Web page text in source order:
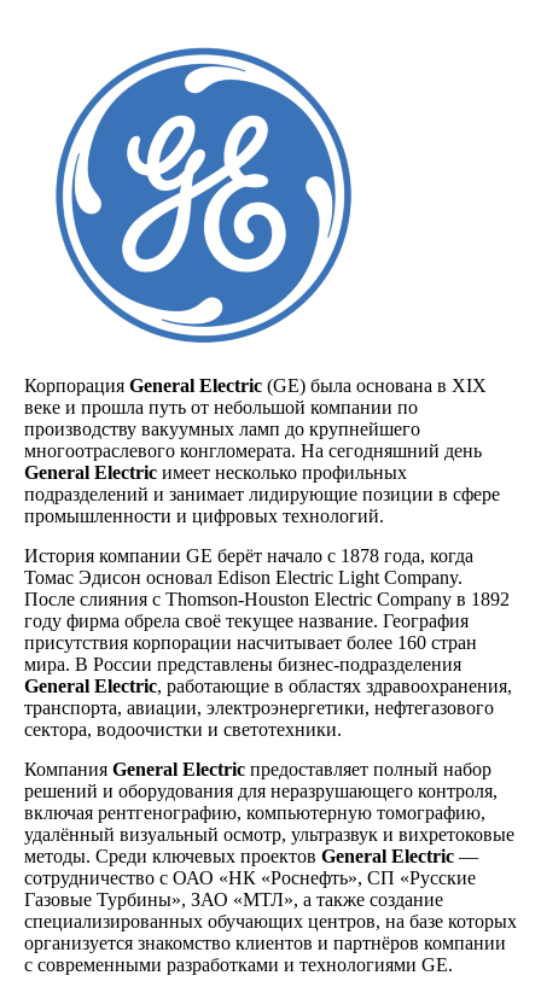
Корпорация General Electric (GE) была основана в XIX
веке и прошла путь от небольшой компании по
производству вакуумных ламп до крупнейшего
многоотраслевого конгломерата. На сегодняшний день
General Electric имеет несколько профильных
подразделений и занимает лидирующие позиции в сфере
промышленности и цифровых технологий.
История компании GE берёт начало с 1878 года, когда
Томас Эдисон основал Edison Electric Light Company.
После слияния с Thomson-Houston Electric Company в 1892
году фирма обрела своё текущее название. География
присутствия корпорации насчитывает более 160 стран
мира. В России представлены бизнес-подразделения
General Electric, работающие в областях здравоохранения,
транспорта, авиации, электроэнергетики, нефтегазового
сектора, водоочистки и светотехники.
Компания General Electric предоставляет полный набор
решений и оборудования для неразрушающего контроля,
включая рентгенографию, компьютерную томографию,
удалённый визуальный осмотр, ультразвук и вихретоковые
методы. Среди ключевых проектов General Electric —
сотрудничество с ОАО «НК «Роснефть», СП «Русские
Газовые Турбины», ЗАО «МТЛ», а также создание
специализированных обучающих центров, на базе которых
организуется знакомство клиентов и партнёров компании
с современными разработками и технологиями GE.